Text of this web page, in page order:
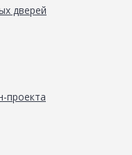
дверей
проекта